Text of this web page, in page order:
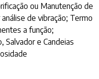
ou Manutenção de
de vibração; Termo
a função;
Salvador e Candeias